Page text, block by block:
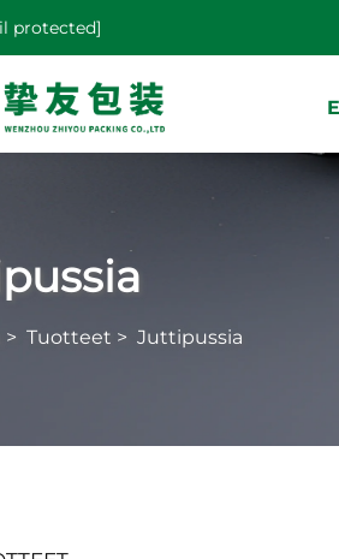
protected]
> Tuotteet > Juttipussia